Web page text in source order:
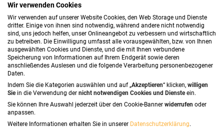
Wir verwenden Cookies
Wir verwenden auf unserer Website Cookies, den Web Storage und Dienste
dritter. Einige von ihnen sind notwendig, während andere nicht notwendig
sind, uns jedoch helfen, unser Onlineangebot zu verbessern und wirtschaftlich
zu betreiben. Die Einwilligung umfasst alle vorausgewählten, bzw. von Ihnen
ausgewählten Cookies und Dienste, und die mit Ihnen verbundene
Speicherung von Informationen auf Ihrem Endgerät sowie deren
anschließendes Auslesen und die folgende Verarbeitung personenbezogener
Daten.
Indem Sie die Kategorien auswählen und auf „Akzeptieren“ klicken, willigen
Sie in die Verwendung der nicht notwendigen Cookies und Diensteein.
Sie können Ihre Auswahl jederzeit über den Cookie-Banner widerrufen oder
anpassen.
Weitere Informationen erhalten Sie in unserer Datenschutzerklärung.